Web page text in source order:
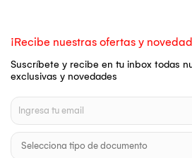
¡Recibe nuestras ofertas y
Suscríbete y recibe en tu inbox todas
exclusivas y novedades